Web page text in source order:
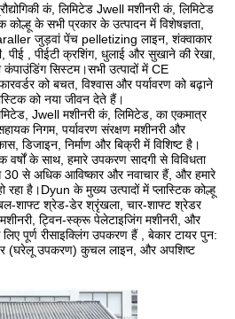
कं, लिमिटेड Jwell मशीनरी कं, लिमिटेड
के सभी प्रकार के उत्पादन में विशेषज्ञता,
जुड़वां पेंच pelletizing लाइन, शंक्वाकार
, पीईटी क्रशिंग, धुलाई और सुखाने की रेखा,
सिस्टम।सभी उत्पादों में CE
को बचत, विश्वास और पर्यावरण को बढ़ाने
को नया जीवन देते हैं।
Jwell मशीनरी कं, लिमिटेड, का एकमात्र
निगम, पर्यावरण संरक्षण मशीनरी और
डिजाइन, निर्माण और बिक्री में विशिष्ट है।
के साथ, हमारे उपकरण सादगी से विविधता
से अधिक आविष्कार और नवाचार हैं, और हमारे
है।Dyun के मुख्य उत्पादों में प्लास्टिक कोल्हू
शाफ्ट श्रेड-डेर श्रृंखला, चार-शाफ्ट श्रेडर
ट्विन-स्क्रू पेलेटाइजिंग मशीनरी, और
पूर्ण रीसाइक्लिंग उपकरण हैं , बेकार टायर पुन:
(घरेलू उपकरण) कुचल लाइन, और अपशिष्ट